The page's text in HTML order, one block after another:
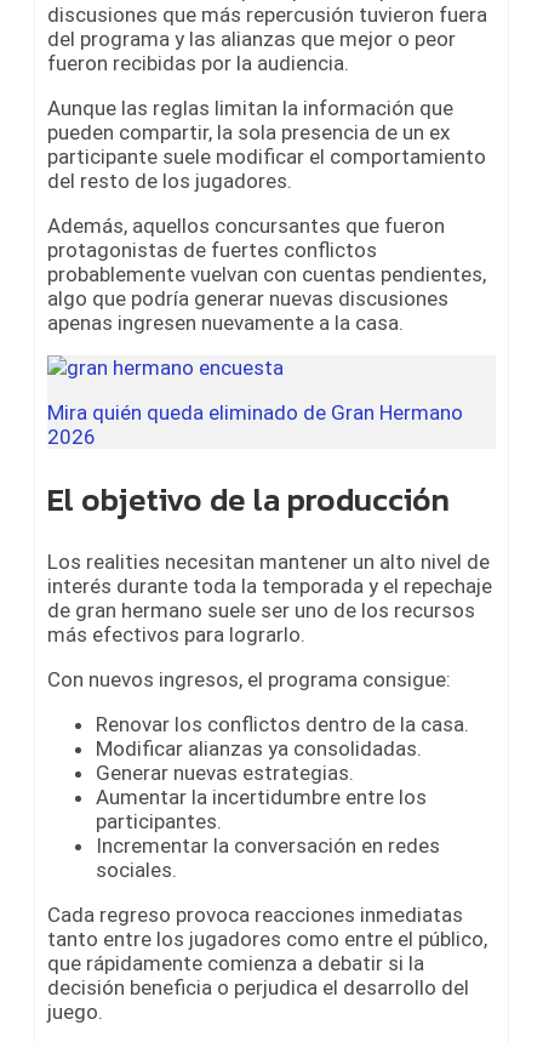
discusiones que más repercusión tuvieron fuera
del programa y las alianzas que mejor o peor
fueron recibidas por la audiencia.
Aunque las reglas limitan la información que
pueden compartir, la sola presencia de un ex
participante suele modificar el comportamiento
del resto de los jugadores.
Además, aquellos concursantes que fueron
protagonistas de fuertes conflictos
probablemente vuelvan con cuentas pendientes,
algo que podría generar nuevas discusiones
apenas ingresen nuevamente a la casa.
Mira quién queda eliminado de Gran Hermano
2026
El objetivo de la producción
Los realities necesitan mantener un alto nivel de
interés durante toda la temporada y el repechaje
de gran hermano suele ser uno de los recursos
más efectivos para lograrlo.
Con nuevos ingresos, el programa consigue:
Renovar los conflictos dentro de la casa.
Modificar alianzas ya consolidadas.
Generar nuevas estrategias.
Aumentar la incertidumbre entre los
participantes.
Incrementar la conversación en redes
sociales.
Cada regreso provoca reacciones inmediatas
tanto entre los jugadores como entre el público,
que rápidamente comienza a debatir si la
decisión beneficia o perjudica el desarrollo del
juego.